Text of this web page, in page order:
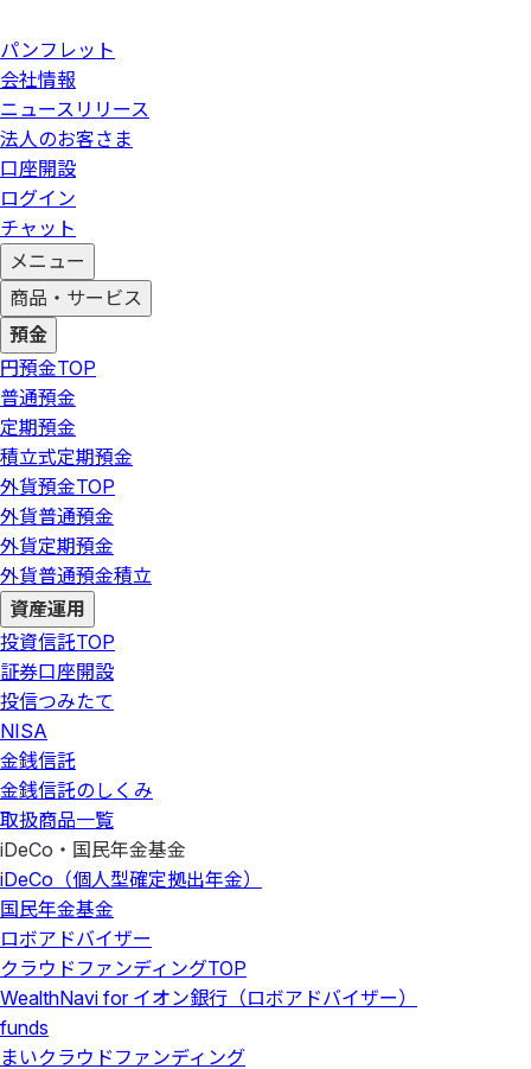
パンフレット
会社情報
ニュースリリース
法人のお客さま
口座開設
ログイン
チャット
メニュー
商品・サービス
預金
円預金TOP
普通預金
定期預金
積立式定期預金
外貨預金TOP
外貨普通預金
外貨定期預金
外貨普通預金積立
資産運用
投資信託TOP
証券口座開設
投信つみたて
NISA
金銭信託
金銭信託のしくみ
取扱商品一覧
iDeCo・国民年金基金
iDeCo（個人型確定拠出年金）
国民年金基金
ロボアドバイザー
クラウドファンディングTOP
WealthNavi for イオン銀行（ロボアドバイザー）
funds
まいクラウドファンディング